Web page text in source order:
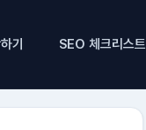
기 SEO 체크리스트